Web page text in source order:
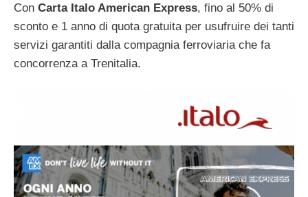
Con Carta Italo American Express, fino al 50% di
sconto e 1 anno di quota gratuita per usufruire dei tanti
servizi garantiti dalla compagnia ferroviaria che fa
concorrenza a Trenitalia.